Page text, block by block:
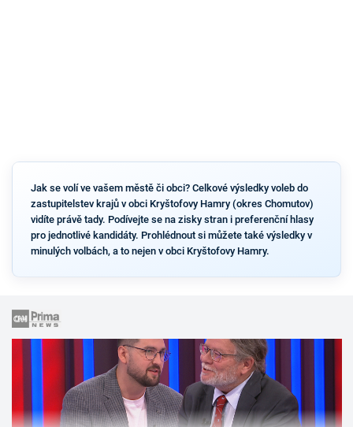
Jak se volí ve vašem městě či obci? Celkové výsledky voleb do
zastupitelstev krajů v obci Kryštofovy Hamry (okres Chomutov)
vidíte právě tady. Podívejte se na zisky stran i preferenční hlasy
pro jednotlivé kandidáty. Prohlédnout si můžete také výsledky v
minulých volbách, a to nejen v obci Kryštofovy Hamry.